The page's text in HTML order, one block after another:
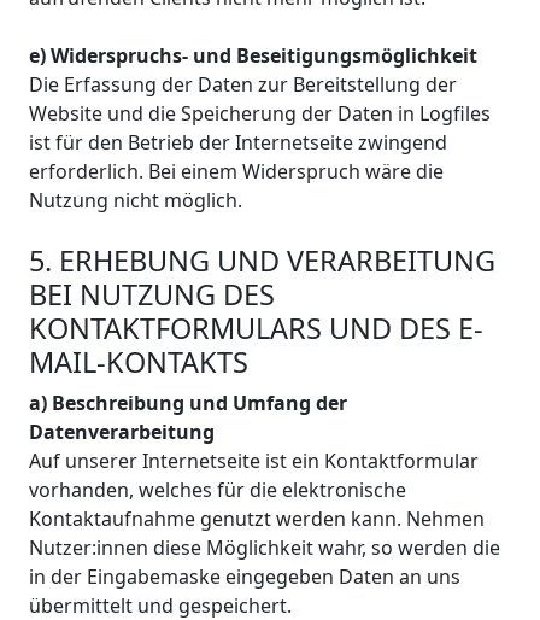
e) Widerspruchs- und Beseitigungsmöglichkeit
Die Erfassung der Daten zur Bereitstellung der
Website und die Speicherung der Daten in Logfiles
ist für den Betrieb der Internetseite zwingend
erforderlich. Bei einem Widerspruch wäre die
Nutzung nicht möglich.
5. ERHEBUNG UND VERARBEITUNG
BEI NUTZUNG DES
KONTAKTFORMULARS UND DES E-
MAIL-KONTAKTS
a) Beschreibung und Umfang der
Datenverarbeitung
Auf unserer Internetseite ist ein Kontaktformular
vorhanden, welches für die elektronische
Kontaktaufnahme genutzt werden kann. Nehmen
Nutzer:innen diese Möglichkeit wahr, so werden die
in der Eingabemaske eingegeben Daten an uns
übermittelt und gespeichert.